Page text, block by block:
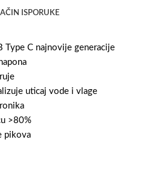
ISPORUKE
Type C najnovije generacije
uticaj vode i vlage
>80%
pikova